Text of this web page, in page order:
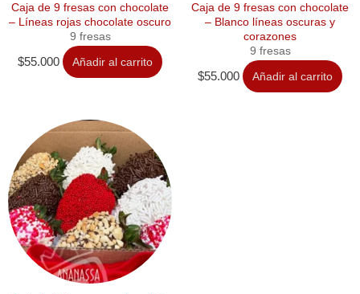
Caja de 9 fresas con chocolate
– Líneas rojas chocolate oscuro
9 fresas
$55.000 Añadir al carrito
Caja de 9 fresas con chocolate
– Blanco líneas oscuras y
corazones
9 fresas
$55.000 Añadir al carrito